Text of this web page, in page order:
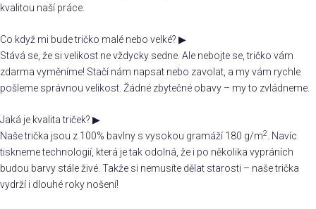
kvalitou naší práce.
Co když mi bude tričko malé nebo velké? ▶
Stává se, že si velikost ne vždycky sedne. Ale nebojte se, tričko vám
zdarma vyměníme! Stačí nám napsat nebo zavolat, a my vám rychle
pošleme správnou velikost. Žádné zbytečné obavy – my to zvládneme.
Jaká je kvalita triček? ▶
Naše trička jsou z 100% bavlny s vysokou gramáží 180 g/m2. Navíc
tiskneme technologií, která je tak odolná, že i po několika vypráních
budou barvy stále živé. Takže si nemusíte dělat starosti – naše trička
vydrží i dlouhé roky nošení!